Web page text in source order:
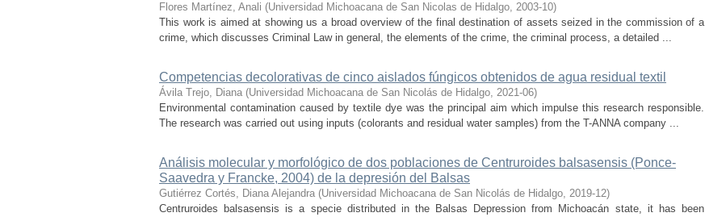
Flores Martínez, Anali (Universidad Michoacana de San Nicolas de Hidalgo, 2003-10)
This work is aimed at showing us a broad overview of the final destination of assets seized in the commission of a
crime, which discusses Criminal Law in general, the elements of the crime, the criminal process, a detailed ...
Competencias decolorativas de cinco aislados fúngicos obtenidos de agua residual textil
Ávila Trejo, Diana (Universidad Michoacana de San Nicolás de Hidalgo, 2021-06)
Environmental contamination caused by textile dye was the principal aim which impulse this research responsible.
The research was carried out using inputs (colorants and residual water samples) from the T-ANNA company ...
Análisis molecular y morfológico de dos poblaciones de Centruroides balsasensis (Ponce-
Saavedra y Francke, 2004) de la depresión del Balsas
Gutiérrez Cortés, Diana Alejandra (Universidad Michoacana de San Nicolás de Hidalgo, 2019-12)
Centruroides balsasensis is a specie distributed in the Balsas Depression from Michoacán state, it has been